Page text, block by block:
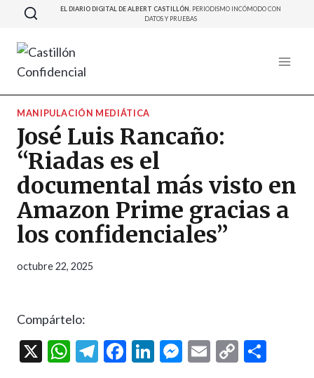
Saltar
contenido
EL DIARIO DIGITAL DE ALBERT CASTILLÓN. PERIODISMO INCÓMODO CON
DATOS Y PRUEBAS
MANIPULACIÓN MEDIÁTICA
José Luis Rancaño:
“Riadas es el
documental más visto en
Amazon Prime gracias a
los confidenciales”
octubre 22, 2025
Compártelo:
X
W T
F
Li M E
C